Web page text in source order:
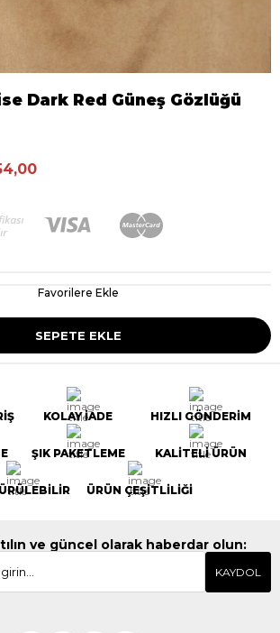
Dark Red Güneş Gözlüğü
Favorilere Ekle
KOLAY İADE HIZLI GÖNDERİM
ŞIK PAKETLEME KALİTELİ ÜRÜN
ÜRÜN ÇEŞİTLİLİĞİ
ve güncel olarak haberdar olun:
KAYDOL